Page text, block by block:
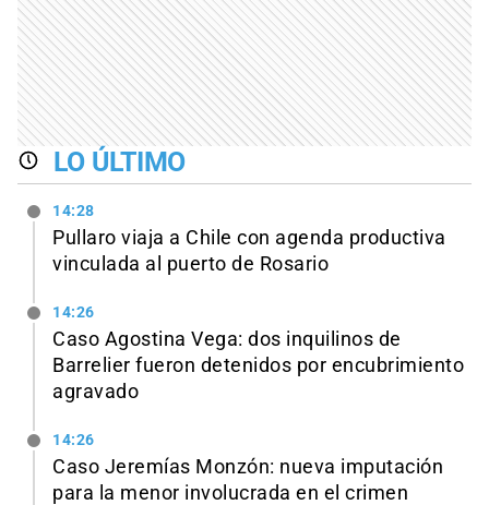
LO ÚLTIMO
14:28
Pullaro viaja a Chile con agenda productiva
vinculada al puerto de Rosario
14:26
Caso Agostina Vega: dos inquilinos de
Barrelier fueron detenidos por encubrimiento
agravado
14:26
Caso Jeremías Monzón: nueva imputación
para la menor involucrada en el crimen